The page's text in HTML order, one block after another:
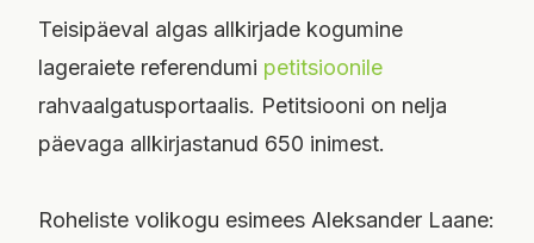
Teisipäeval algas allkirjade kogumine
lageraiete referendumi petitsioonile
rahvaalgatusportaalis. Petitsiooni on nelja
päevaga allkirjastanud 650 inimest.
Roheliste volikogu esimees Aleksander Laane: